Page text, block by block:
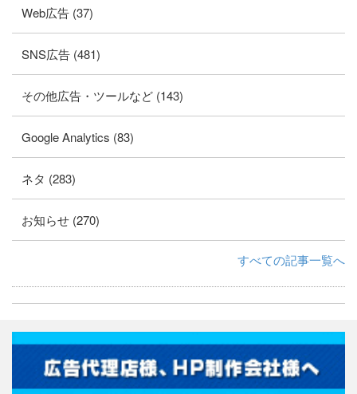
Web広告 (37)
SNS広告 (481)
その他広告・ツールなど (143)
Google Analytics (83)
ネタ (283)
お知らせ (270)
すべての記事一覧へ